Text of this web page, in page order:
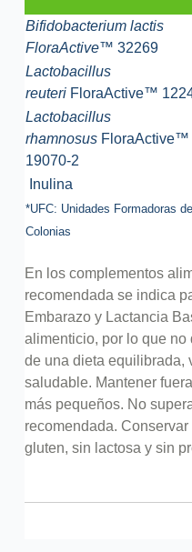
Bifidobacterium lactis
FloraActive™ 32269
Lactobacillus
reuteri FloraActive™
Lactobacillus
rhamnosus FloraActive™
19070-2
Inulina
*UFC: Unidades Formadoras de
Colonias
En los complementos
recomendada se indica
Embarazo y Lactancia
alimenticio, por lo que
de una dieta equilibrada,
saludable. Mantener
más pequeños. No
recomendada. Conservar
gluten, sin lactosa y sin